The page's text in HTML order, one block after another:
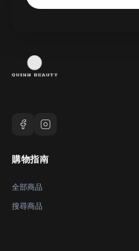
購物指南
全部商品
搜尋商品